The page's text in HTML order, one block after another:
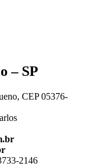
– SP
CEP 05376-
2146